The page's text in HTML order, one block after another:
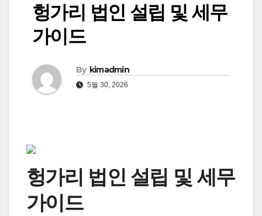
헝가리 법인 설립 및 세무
가이드
By kimadmin
5월 30, 2026
헝가리 법인 설립 및 세무
가이드